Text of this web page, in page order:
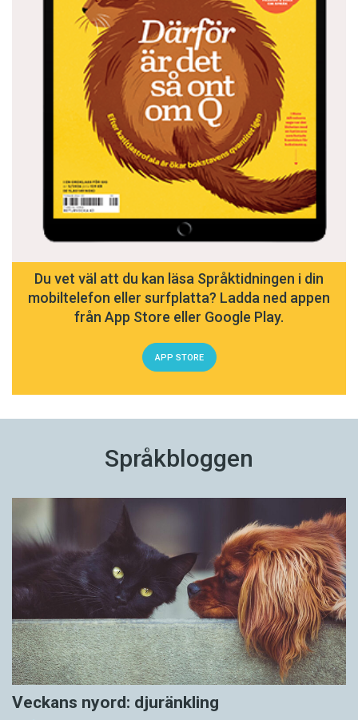
Du vet väl att du kan läsa Språktidningen i din
mobiltelefon eller surfplatta? Ladda ned appen
från App Store eller Google Play.
APP STORE
Språkbloggen
Veckans nyord: djuränkling